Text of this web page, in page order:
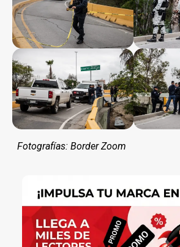
Fotografías: Border Zoom